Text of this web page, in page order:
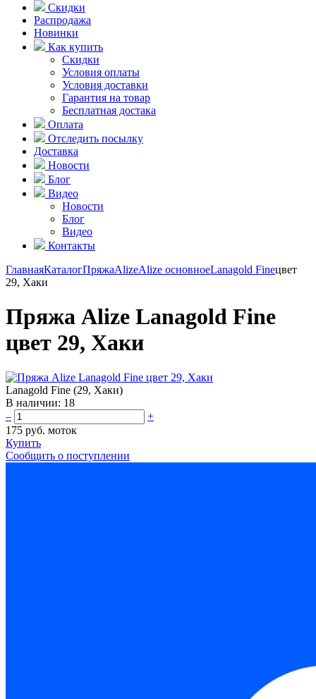
Скидки
Распродажа
Новинки
Как купить
Скидки
Условия оплаты
Условия доставки
Гарантия на товар
Бесплатная достака
Оплата
Отследить посылку
Доставка
Новости
Блог
Видео
Новости
Блог
Видео
Контакты
ГлавнаяКаталогПряжаAlizeAlize основноеLanagold Fineцвет
29, Хаки
Пряжа Alize Lanagold Fine
цвет 29, Хаки
Lanagold Fine (29, Хаки)
В наличии: 18
–
+
175 руб. моток
Купить
Сообщить о поступлении